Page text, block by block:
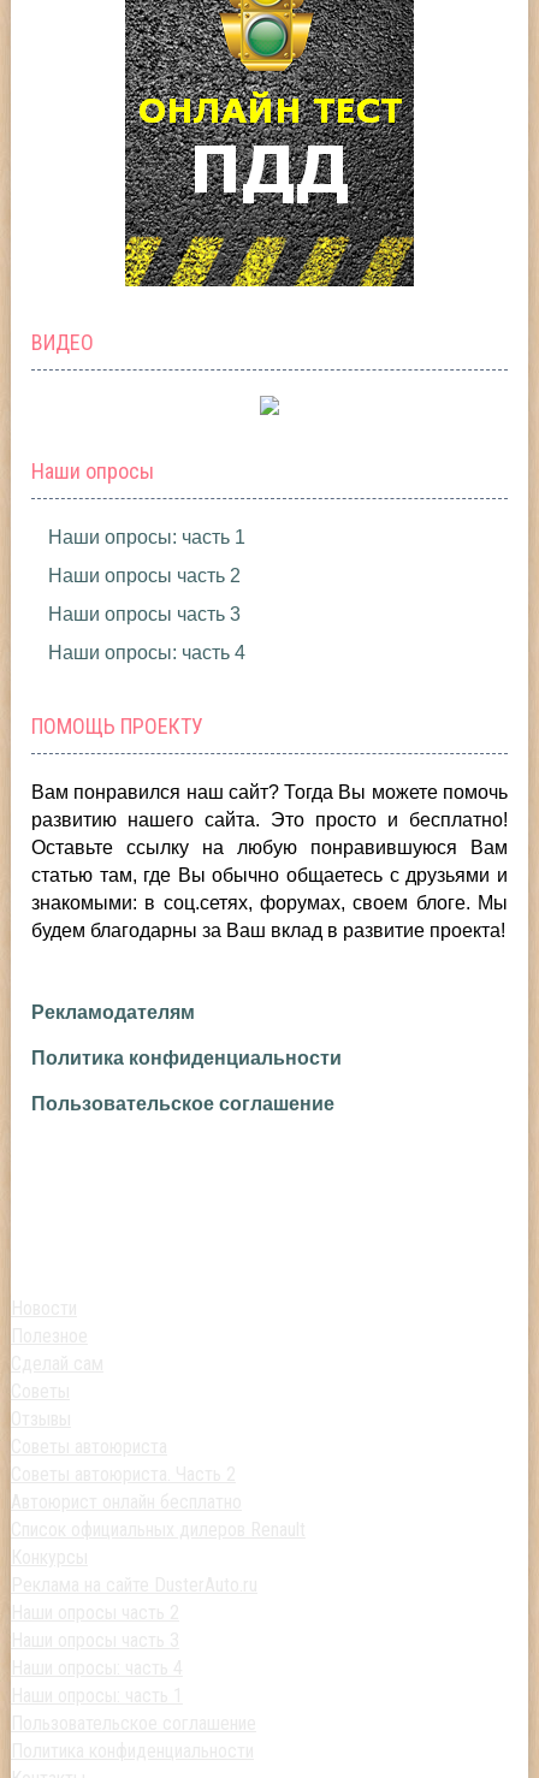
ВИДЕО
Наши опросы
Наши опросы: часть 1
Наши опросы часть 2
Наши опросы часть 3
Наши опросы: часть 4
ПОМОЩЬ ПРОЕКТУ
Вам понравился наш сайт? Тогда Вы можете помочь
развитию нашего сайта. Это просто и бесплатно!
Оставьте ссылку на любую понравившуюся Вам
статью там, где Вы обычно общаетесь с друзьями и
знакомыми: в соц.сетях, форумах, своем блоге. Мы
будем благодарны за Ваш вклад в развитие проекта!
Рекламодателям
Политика конфиденциальности
Пользовательское соглашение